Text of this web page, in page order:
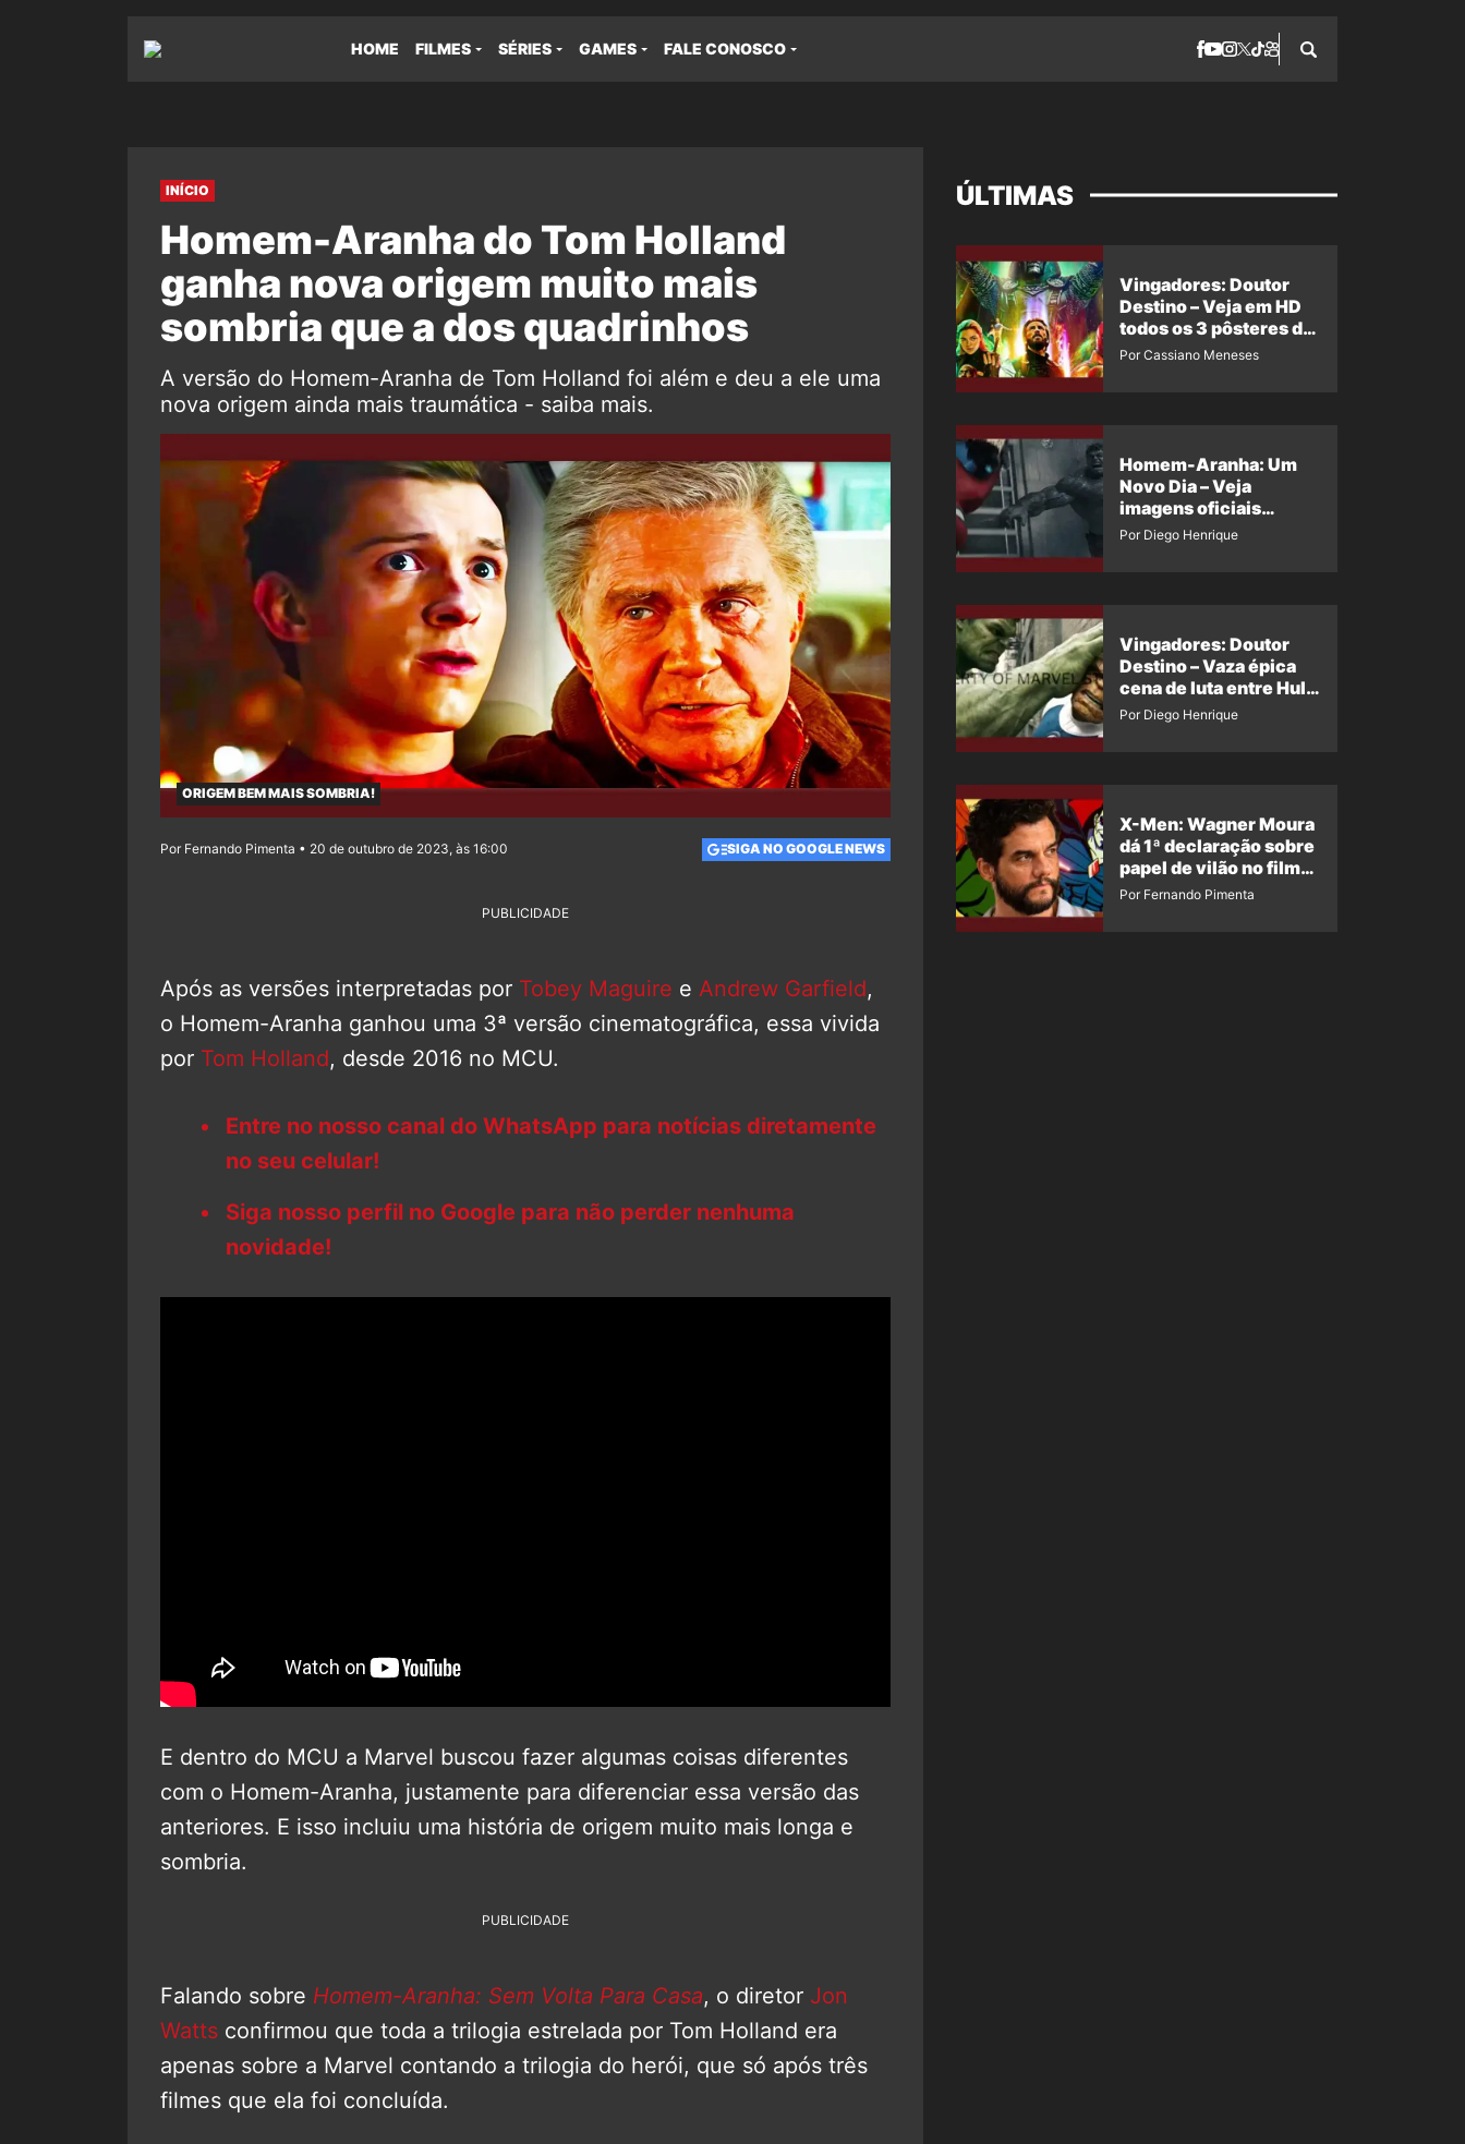
HOME FILMES SÉRIES GAMES FALE CONOSCO
INÍCIO
Homem-Aranha do Tom Holland
ganha nova origem muito mais
sombria que a dos quadrinhos
A versão do Homem-Aranha de Tom Holland foi além e deu a ele uma
nova origem ainda mais traumática - saiba mais.
ORIGEM BEM MAIS SOMBRIA!
Por Fernando Pimenta • 20 de outubro de 2023, às 16:00 SIGA NO GOOGLE NEWS
PUBLICIDADE
Após as versões interpretadas por Tobey Maguire e Andrew Garfield,
o Homem-Aranha ganhou uma 3ª versão cinematográfica, essa vivida
por Tom Holland, desde 2016 no MCU.
Entre no nosso canal do WhatsApp para notícias diretamente
no seu celular!
Siga nosso perfil no Google para não perder nenhuma
novidade!
E dentro do MCU a Marvel buscou fazer algumas coisas diferentes
com o Homem-Aranha, justamente para diferenciar essa versão das
anteriores. E isso incluiu uma história de origem muito mais longa e
sombria.
PUBLICIDADE
Falando sobre Homem-Aranha: Sem Volta Para Casa, o diretor Jon
Watts confirmou que toda a trilogia estrelada por Tom Holland era
apenas sobre a Marvel contando a trilogia do herói, que só após três
filmes que ela foi concluída.
ÚLTIMAS
Vingadores: Doutor
Destino – Veja em HD
todos os 3 pôsteres de
‘Doomsday’ + 1 imagem
Por Cassiano Meneses
Homem-Aranha: Um
Novo Dia – Veja
imagens oficiais
descartadas do Hulk
Por Diego Henrique
Vingadores: Doutor
Destino – Vaza épica
cena de luta entre Hulk
e o Coisa
Por Diego Henrique
X-Men: Wagner Moura
dá 1ª declaração sobre
papel de vilão no filme
da Marvel
Por Fernando Pimenta